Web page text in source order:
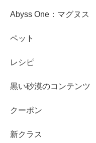
Abyss One：マグヌス
ペット
レシピ
黒い砂漠のコンテンツ
クーポン
新クラス